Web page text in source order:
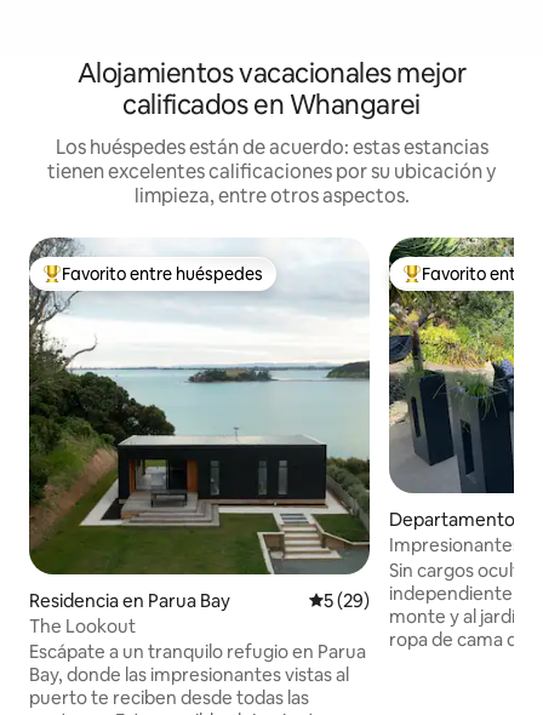
Alojamientos vacacionales mejor
calificados en Whangarei
Los huéspedes están de acuerdo: estas estancias
tienen excelentes calificaciones por su ubicación y
limpieza, entre otros aspectos.
De los mejores en Favorito entre huéspedes
Favorito entre huéspedes
Residencia en Parua Bay Calificación promedio: 5 de
5 (29)
The Lookout
Escápate a un tranquilo refugio en Parua
Bay, donde las impresionantes vistas al
puerto te reciben desde todas las
De los mejores
Favorito entre
Departamento
ei
Impresionantes
de jardines
Sin cargos
independiente
monte y al jardín. Cama tamaño king con
ropa de cama de